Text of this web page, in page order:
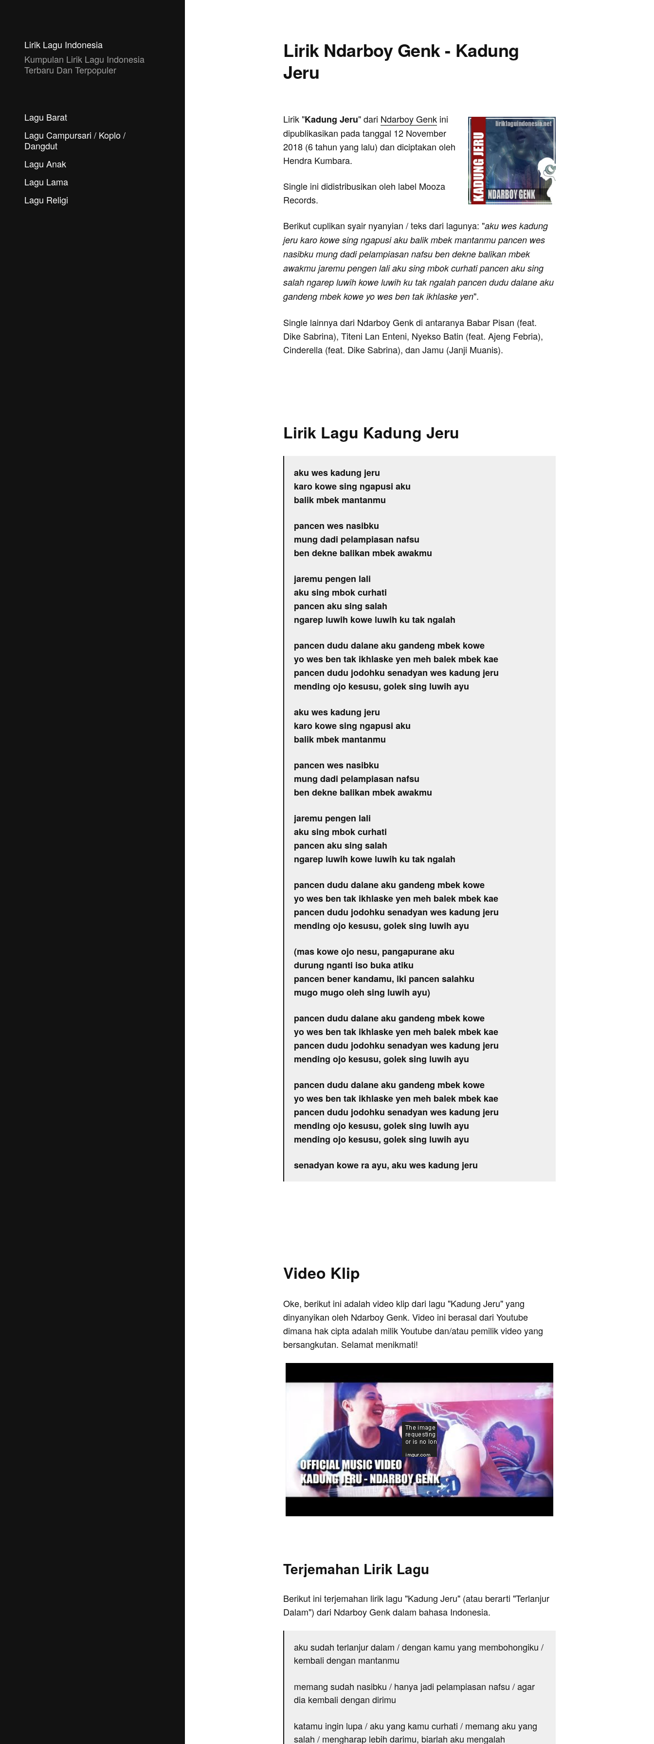
Lirik Lagu Indonesia
Kumpulan Lirik Lagu Indonesia
Terbaru Dan Terpopuler
Lagu Barat
Lagu Campursari / Koplo /
Dangdut
Lagu Anak
Lagu Lama
Lagu Religi
Lirik Ndarboy Genk - Kadung
Jeru
Lirik "Kadung Jeru" dari Ndarboy Genk ini
dipublikasikan pada tanggal 12 November
2018 (6 tahun yang lalu) dan diciptakan oleh
Hendra Kumbara.
Single ini didistribusikan oleh label Mooza
Records.
Berikut cuplikan syair nyanyian / teks dari lagunya: "aku wes kadung
jeru karo kowe sing ngapusi aku balik mbek mantanmu pancen wes
nasibku mung dadi pelampiasan nafsu ben dekne balikan mbek
awakmu jaremu pengen lali aku sing mbok curhati pancen aku sing
salah ngarep luwih kowe luwih ku tak ngalah pancen dudu dalane aku
gandeng mbek kowe yo wes ben tak ikhlaske yen".
Single lainnya dari Ndarboy Genk di antaranya Babar Pisan (feat.
Dike Sabrina), Titeni Lan Enteni, Nyekso Batin (feat. Ajeng Febria),
Cinderella (feat. Dike Sabrina), dan Jamu (Janji Muanis).
Lirik Lagu Kadung Jeru
aku wes kadung jeru
karo kowe sing ngapusi aku
balik mbek mantanmu
pancen wes nasibku
mung dadi pelampiasan nafsu
ben dekne balikan mbek awakmu
jaremu pengen lali
aku sing mbok curhati
pancen aku sing salah
ngarep luwih kowe luwih ku tak ngalah
pancen dudu dalane aku gandeng mbek kowe
yo wes ben tak ikhlaske yen meh balek mbek kae
pancen dudu jodohku senadyan wes kadung jeru
mending ojo kesusu, golek sing luwih ayu
aku wes kadung jeru
karo kowe sing ngapusi aku
balik mbek mantanmu
pancen wes nasibku
mung dadi pelampiasan nafsu
ben dekne balikan mbek awakmu
jaremu pengen lali
aku sing mbok curhati
pancen aku sing salah
ngarep luwih kowe luwih ku tak ngalah
pancen dudu dalane aku gandeng mbek kowe
yo wes ben tak ikhlaske yen meh balek mbek kae
pancen dudu jodohku senadyan wes kadung jeru
mending ojo kesusu, golek sing luwih ayu
(mas kowe ojo nesu, pangapurane aku
durung nganti iso buka atiku
pancen bener kandamu, iki pancen salahku
mugo mugo oleh sing luwih ayu)
pancen dudu dalane aku gandeng mbek kowe
yo wes ben tak ikhlaske yen meh balek mbek kae
pancen dudu jodohku senadyan wes kadung jeru
mending ojo kesusu, golek sing luwih ayu
pancen dudu dalane aku gandeng mbek kowe
yo wes ben tak ikhlaske yen meh balek mbek kae
pancen dudu jodohku senadyan wes kadung jeru
mending ojo kesusu, golek sing luwih ayu
mending ojo kesusu, golek sing luwih ayu
senadyan kowe ra ayu, aku wes kadung jeru
Video Klip
Oke, berikut ini adalah video klip dari lagu "Kadung Jeru" yang
dinyanyikan oleh Ndarboy Genk. Video ini berasal dari Youtube
dimana hak cipta adalah milik Youtube dan/atau pemilik video yang
bersangkutan. Selamat menikmati!
Terjemahan Lirik Lagu
Berikut ini terjemahan lirik lagu "Kadung Jeru" (atau berarti "Terlanjur
Dalam") dari Ndarboy Genk dalam bahasa Indonesia.
aku sudah terlanjur dalam / dengan kamu yang membohongiku /
kembali dengan mantanmu
memang sudah nasibku / hanya jadi pelampiasan nafsu / agar
dia kembali dengan dirimu
katamu ingin lupa / aku yang kamu curhati / memang aku yang
salah / mengharap lebih darimu, biarlah aku mengalah